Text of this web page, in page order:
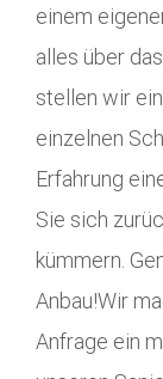
einem
alles über
stellen wir
einzelnen
Erfahrung
Sie sich
kümmern.
Anbau!Wir
Anfrage ein